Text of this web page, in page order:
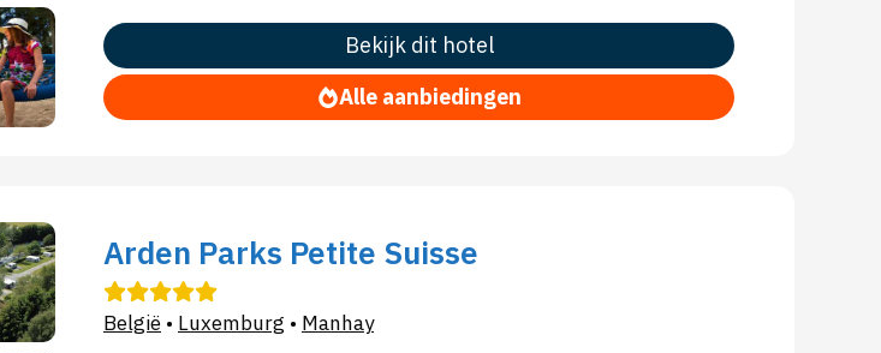
Bekijk dit hotel
Alle aanbiedingen
Arden Parks Petite Suisse
België • Luxemburg • Manhay